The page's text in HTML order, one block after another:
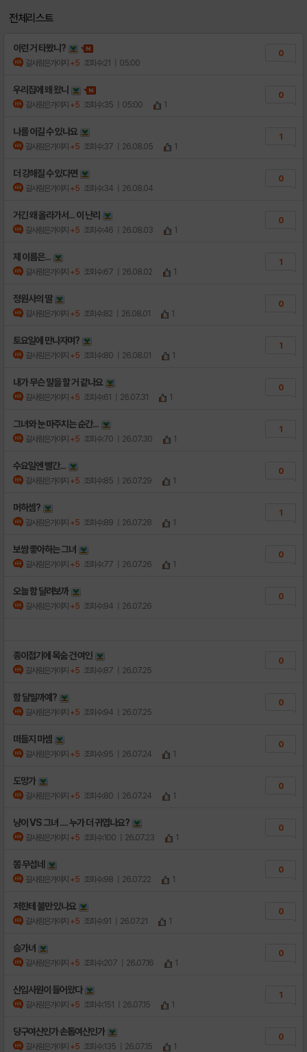
전체리스트
이런 거 타봤니?
갈사람은가야지 +5 조회수:21 | 05:00
0
우리집에 왜 왔니
갈사람은가야지 +5 조회수:35 | 05:00 1
0
나를 이길 수 있나요
갈사람은가야지 +5 조회수:37 | 26.08.05 1
1
더 강해질 수 있다면
갈사람은가야지 +5 조회수:34 | 26.08.04
0
거긴 왜 올라가서... 이 난리
갈사람은가야지 +5 조회수:46 | 26.08.03 1
0
제 이름은...
갈사람은가야지 +5 조회수:67 | 26.08.02 1
1
정원사의 딸
갈사람은가야지 +5 조회수:82 | 26.08.01 1
0
토요일에 만나자며?
갈사람은가야지 +5 조회수:80 | 26.08.01 1
1
내가 무슨 말을 할 거 같나요
갈사람은가야지 +5 조회수:61 | 26.07.31 1
0
그녀와 눈 마주치는 순간...
갈사람은가야지 +5 조회수:70 | 26.07.30 1
1
수요일엔 빨간...
갈사람은가야지 +5 조회수:85 | 26.07.29 1
0
머하셈?
갈사람은가야지 +5 조회수:89 | 26.07.28 1
1
보쌈 좋아하는 그녀
갈사람은가야지 +5 조회수:77 | 26.07.26 1
0
오늘 함 달려보까
갈사람은가야지 +5 조회수:94 | 26.07.26
0
종이접기에 목숨 건 여인
갈사람은가야지 +5 조회수:87 | 26.07.25
0
함 달릴까예?
갈사람은가야지 +5 조회수:94 | 26.07.25
0
떠들지 마셈
갈사람은가야지 +5 조회수:95 | 26.07.24 1
0
도망가
갈사람은가야지 +5 조회수:80 | 26.07.24 1
0
냥이 VS 그녀 .... 누가 더 귀엽나요?
갈사람은가야지 +5 조회수:100 | 26.07.23 1
0
쫌 무섭네
갈사람은가야지 +5 조회수:98 | 26.07.22 1
0
저한테 불만 있나요
갈사람은가야지 +5 조회수:91 | 26.07.21 1
0
슴가녀
갈사람은가야지 +5 조회수:207 | 26.07.16 1
0
신입사원이 들어왔다
갈사람은가야지 +5 조회수:151 | 26.07.15 1
1
당구여신인가 손톱여신인가
갈사람은가야지 +5 조회수:135 | 26.07.15 1
0